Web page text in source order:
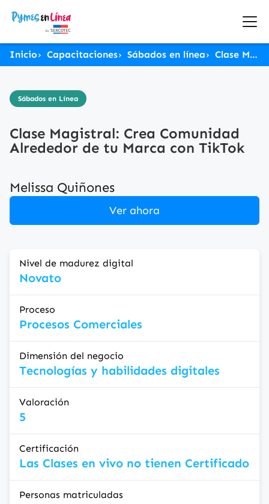
Inicio Capacitaciones Sábados en línea Clase Magistral: Crea Comunidad Alrededor de tu Marca con TikTok
Sábados en Línea
Clase Magistral: Crea Comunidad
Alrededor de tu Marca con TikTok
Melissa Quiñones
Ver ahora
Nivel de madurez digital
Novato
Proceso
Procesos Comerciales
Dimensión del negocio
Tecnologías y habilidades digitales
Valoración
5
Certificación
Las Clases en vivo no tienen Certificado
Personas matriculadas